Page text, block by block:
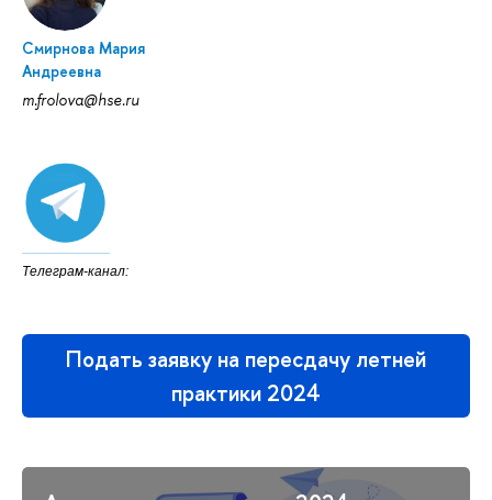
Смирнова Мария
Андреевна
m.frolova@hse.ru
Телеграм-канал:
Подать заявку на пересдачу летней
практики 2024